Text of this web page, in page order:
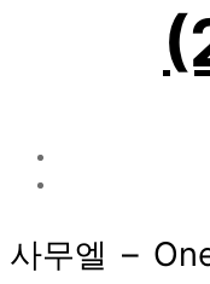
사무엘 –